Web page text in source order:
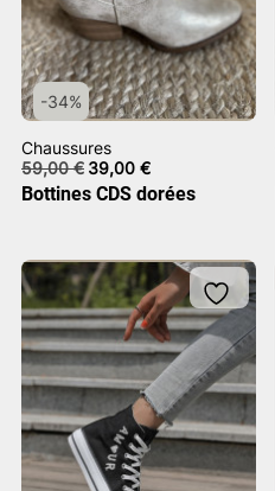
-34%
Chaussures
59,00€ Le
prix
initial
39,00 €Le
prix
actuel
Bottines CDS dorées